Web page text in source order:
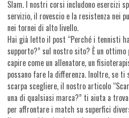
Slam. I nostri corsi includono esercizi
servizio, il rovescio e la resistenza nei
nei tornei di alto livello.
Hai già letto il post “Perché i tennisti
supporto?” sul nostro sito? È un ottimo
capire come un allenatore, un
possano fare la differenza. Inoltre, se ti
scarpa scegliere, il nostro articolo
una di qualsiasi marca?” ti aiuta a
per affrontare i match su superfici